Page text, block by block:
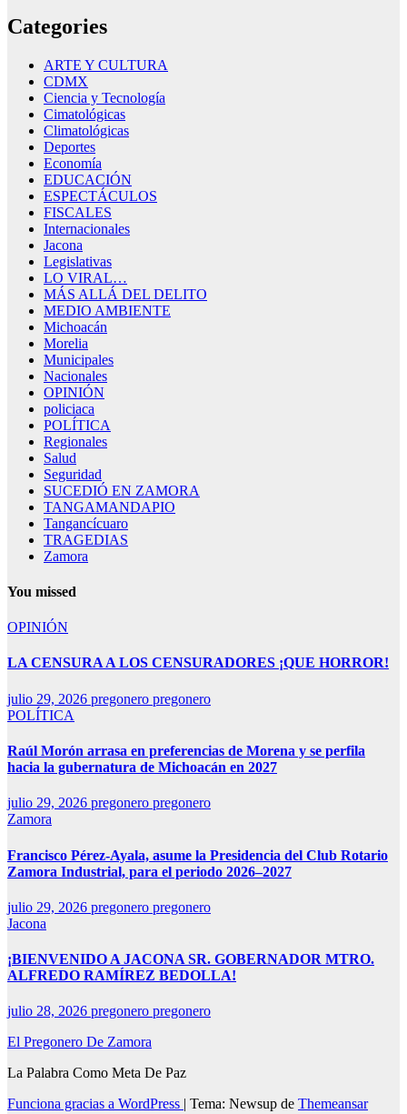
Categories
ARTE Y CULTURA
CDMX
Ciencia y Tecnología
Cimatológicas
Climatológicas
Deportes
Economía
EDUCACIÓN
ESPECTÁCULOS
FISCALES
Internacionales
Jacona
Legislativas
LO VIRAL…
MÁS ALLÁ DEL DELITO
MEDIO AMBIENTE
Michoacán
Morelia
Municipales
Nacionales
OPINIÓN
policiaca
POLÍTICA
Regionales
Salud
Seguridad
SUCEDIÓ EN ZAMORA
TANGAMANDAPIO
Tangancícuaro
TRAGEDIAS
Zamora
You missed
OPINIÓN
LA CENSURA A LOS CENSURADORES ¡QUE HORROR!
julio 29, 2026 pregonero pregonero
POLÍTICA
Raúl Morón arrasa en preferencias de Morena y se perfila
hacia la gubernatura de Michoacán en 2027
julio 29, 2026 pregonero pregonero
Zamora
Francisco Pérez-Ayala, asume la Presidencia del Club Rotario
Zamora Industrial, para el periodo 2026–2027
julio 29, 2026 pregonero pregonero
Jacona
¡BIENVENIDO A JACONA SR. GOBERNADOR MTRO.
ALFREDO RAMÍREZ BEDOLLA!
julio 28, 2026 pregonero pregonero
El Pregonero De Zamora
La Palabra Como Meta De Paz
Funciona gracias a WordPress | Tema: Newsup de Themeansar